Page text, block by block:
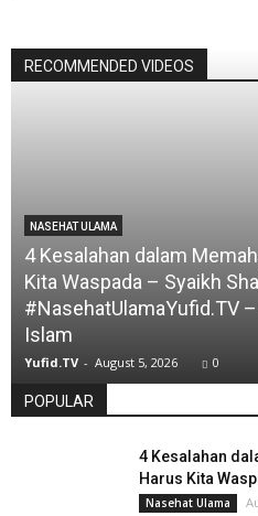
RECOMMENDED VIDEOS
NASEHAT ULAMA
4 Kesalahan dalam
Kita Waspada – Syaikh
#NasehatUlamaYufid.TV
Islam
Yufid.TV - August 5, 2026 0
POPULAR
4 Kesalahan
Harus Kita
Nasehat Ulama